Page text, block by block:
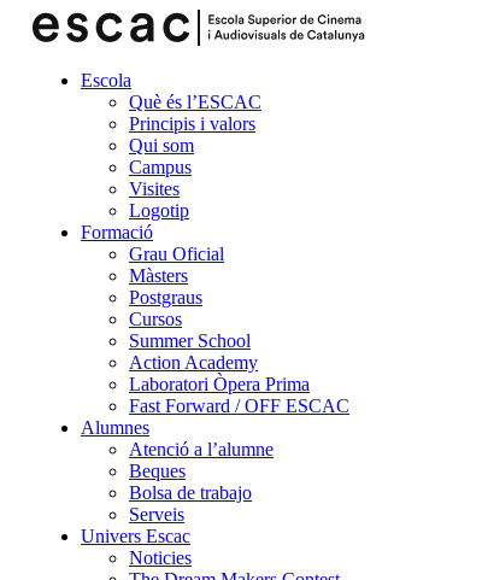
Escola
Què és l’ESCAC
Principis i valors
Qui som
Campus
Visites
Logotip
Formació
Grau Oficial
Màsters
Postgraus
Cursos
Summer School
Action Academy
Laboratori Òpera Prima
Fast Forward / OFF ESCAC
Alumnes
Atenció a l’alumne
Beques
Bolsa de trabajo
Serveis
Univers Escac
Noticies